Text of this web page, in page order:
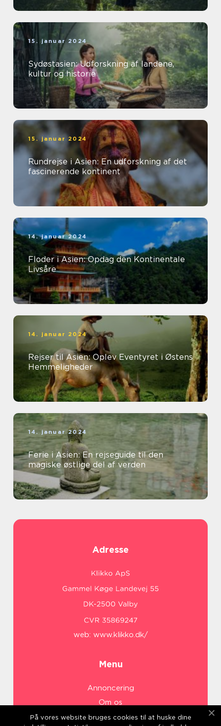
15. januar 2024
Sydøstasien: Udforskning af landene,
kultur og historie
15. januar 2024
Rundrejse i Asien: En udforskning af det
fascinerende kontinent
14. januar 2024
Floder i Asien: Opdag den Kontinentale
Livsåre
14. januar 2024
Rejser til Asien: Oplev Eventyret i Østens
Hemmeligheder
14. januar 2024
Ferie i Asien: En rejseguide til den
magiske østlige del af verden
Adresse
web: www.klikko.dk/
Menu
Annoncering
Om os
Cookies
På vores website bruges cookies til at huske dine